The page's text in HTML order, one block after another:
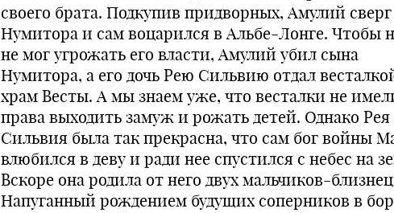
своего брата. Подкупив придворных, Амулий сверг
Нумитора и сам воцарился в Альбе-Лонге. Чтобы
не мог угрожать его власти, Амулий убил сына
Нумитора, а его дочь Рею Сильвию отдал
храм Весты. А мы знаем уже, что весталки не
права выходить замуж и рожать детей. Однако Рея
Сильвия была так прекрасна, что сам бог войны
влюбился в деву и ради нее спустился с небес на
Вскоре она родила от него двух мальчиков-
Напуганный рождением будущих соперников в